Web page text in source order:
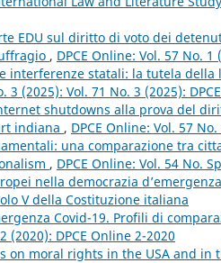
EDU sul diritto di voto dei
, DPCE Online: Vol. 57 No. 1
interferenze statali: la tutela della
3 (2025): Vol. 71 No. 3 (2025):
shutdowns alla prova del
indiana , DPCE Online: Vol. 57
una comparazione tra
, DPCE Online: Vol. 54 No.
nella democrazia
V della Costituzione italiana
Covid-19. Profili di
(2020): DPCE Online 2-2020
on moral rights in the USA and in